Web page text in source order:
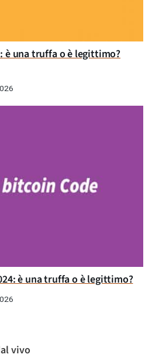
è una truffa o è legittimo?
è una truffa o è legittimo?
vivo